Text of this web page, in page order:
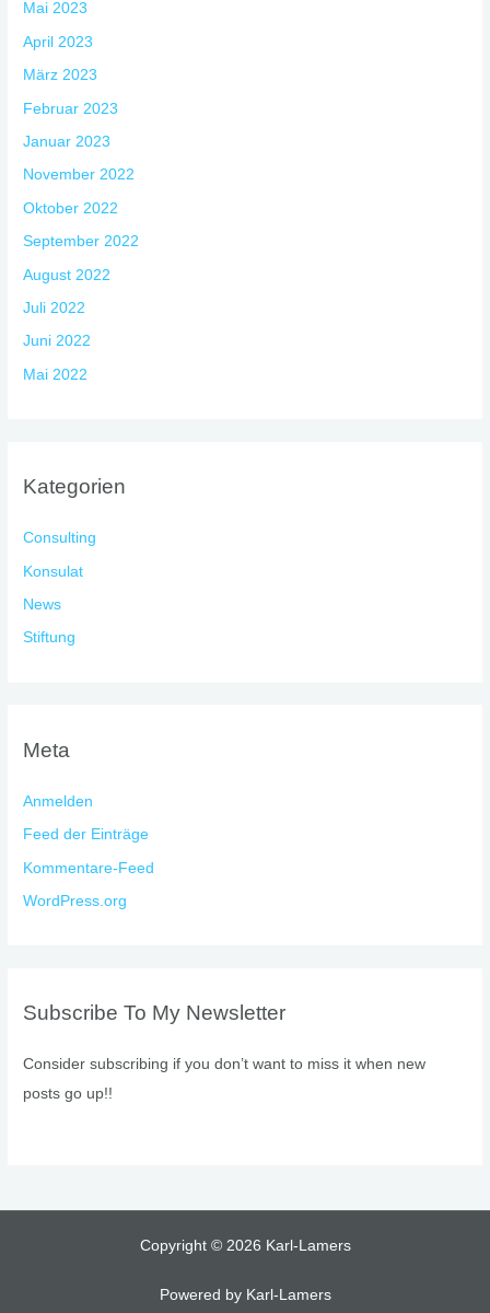
Mai 2023
April 2023
März 2023
Februar 2023
Januar 2023
November 2022
Oktober 2022
September 2022
August 2022
Juli 2022
Juni 2022
Mai 2022
Kategorien
Consulting
Konsulat
News
Stiftung
Meta
Anmelden
Feed der Einträge
Kommentare-Feed
WordPress.org
Subscribe To My Newsletter
Consider subscribing if you don’t want to miss it when new
posts go up!!
Copyright © 2026 Karl-Lamers
Powered by Karl-Lamers